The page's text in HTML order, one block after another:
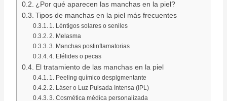
¿Por qué aparecen las manchas en la piel?
Tipos de manchas en la piel más frecuentes
1. Léntigos solares o seniles
2. Melasma
3. Manchas postinflamatorias
4. Efélides o pecas
El tratamiento de las manchas en la piel
1. Peeling químico despigmentante
2. Láser o Luz Pulsada Intensa (IPL)
3. Cosmética médica personalizada